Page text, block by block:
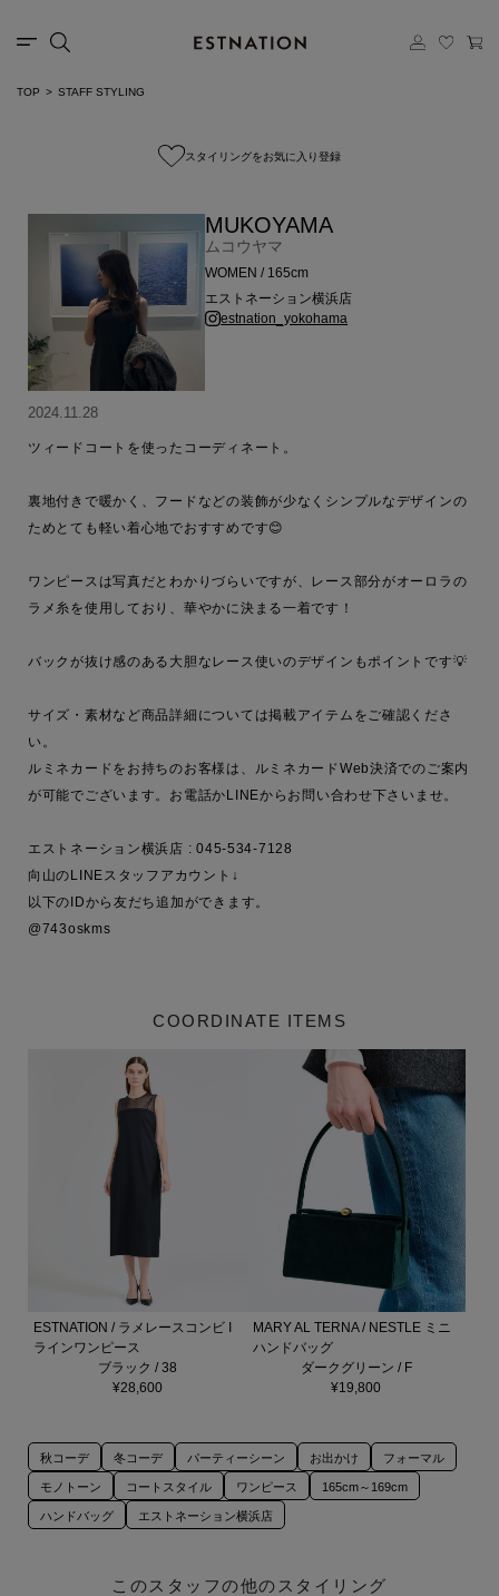
TOP STAFF STYLING
スタイリングをお気に入り登録
MUKOYAMA
ムコウヤマ
WOMEN / 165cm
エストネーション横浜店
estnation_yokohama
2024.11.28
ツィードコートを使ったコーディネート。
裏地付きで暖かく、フードなどの装飾が少なくシンプルなデザインの
ためとても軽い着心地でおすすめです😊
ワンピースは写真だとわかりづらいですが、レース部分がオーロラの
ラメ糸を使用しており、華やかに決まる一着です！
バックが抜け感のある大胆なレース使いのデザインもポイントです💡
サイズ・素材など商品詳細については掲載アイテムをご確認くださ
い。
ルミネカードをお持ちのお客様は、ルミネカードWeb決済でのご案内
が可能でございます。お電話かLINEからお問い合わせ下さいませ。
エストネーション横浜店 : 045-534-7128
向山のLINEスタッフアカウント↓
以下のIDから友だち追加ができます。
@743oskms
COORDINATE ITEMS
ESTNATION / ラメレースコンビ I
ラインワンピース
ブラック / 38
¥28,600
MARY AL TERNA / NESTLE ミニ
ハンドバッグ
ダークグリーン / F
¥19,800
秋コーデ 冬コーデ パーティーシーン お出かけ フォーマル
モノトーン コートスタイル ワンピース 165cm～169cm
ハンドバッグ エストネーション横浜店
このスタッフの他のスタイリング